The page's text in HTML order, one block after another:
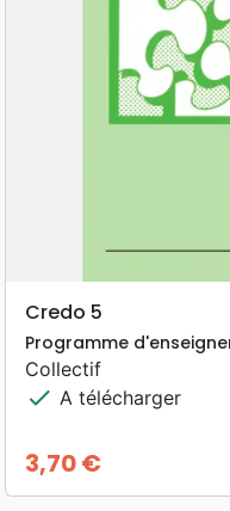
Credo 5
Programme
Collectif
check A télécharger
Prix
3,70 €